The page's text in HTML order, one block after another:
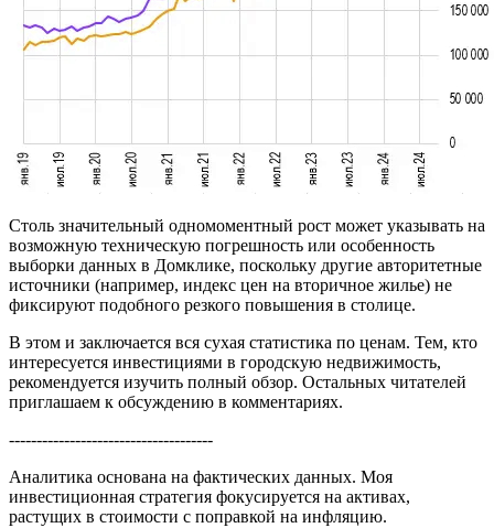
Столь значительный одномоментный рост может указывать на
возможную техническую погрешность или особенность
выборки данных в Домклике, поскольку другие авторитетные
источники (например, индекс цен на вторичное жилье) не
фиксируют подобного резкого повышения в столице.
В этом и заключается вся сухая статистика по ценам. Тем, кто
интересуется инвестициями в городскую недвижимость,
рекомендуется изучить полный обзор. Остальных читателей
приглашаем к обсуждению в комментариях.
-------------------------------------
Аналитика основана на фактических данных. Моя
инвестиционная стратегия фокусируется на активах,
растущих в стоимости с поправкой на инфляцию.